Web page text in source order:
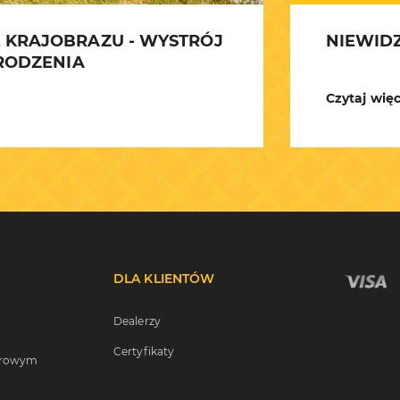
- WYSTRÓJ
Czytaj
DLA KLIENTÓW
Dealerzy
Certyfikaty